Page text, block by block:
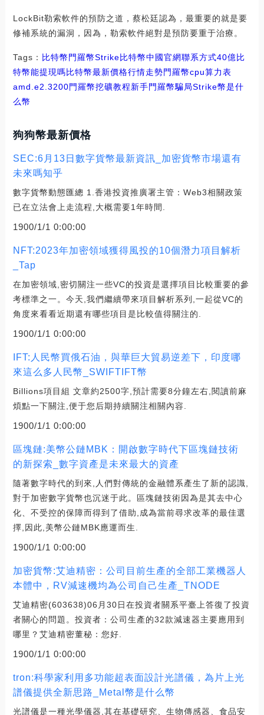
LockBit勒索軟件的預防之道，蔡松廷認為，最重要的就是要
修補系統的漏洞，因為，勒索軟件絕對是預防要重于治療。
Tags： 比特幣 門羅幣Strike比特幣中國官網聯系方式40億比
特幣能提現嗎比特幣最新價格行情走勢門羅幣cpu算力表
amd.e2.3200門羅幣挖礦教程新手門羅幣騙局Strike幣是什
么幣
狗狗幣最新價格
SEC:6月13日數字貨幣最新資訊_加密貨幣市場還有
未來嗎知乎
數字貨幣動態匯總 1.香港投資推廣署主管：Web3相關政策
已在立法會上走流程,大概需要1年時間.
1900/1/1 0:00:00
NFT:2023年加密領域獲得風投的10個潛力項目解析
_Tap
在加密領域,密切關注一些VC的投資是選擇項目比較重要的參
考標準之一。今天,我們繼續帶來項目解析系列,一起從VC的
角度來看看近期還有哪些項目是比較值得關注的.
1900/1/1 0:00:00
IFT:人民幣買俄石油，與華巨大貿易逆差下，印度哪
來這么多人民幣_SWIFTIFT幣
Billions項目組 文章約2500字,預計需要8分鐘左右,閱讀前麻
煩點一下關注,便于您后期持續關注相關內容.
1900/1/1 0:00:00
區塊鏈:美幣公鏈MBK：開啟數字時代下區塊鏈技術
的新探索_數字資產是未來最大的資產
隨著數字時代的到來,人們對傳統的金融體系產生了新的認識,
對于加密數字貨幣也沉迷于此。區塊鏈技術因為是其去中心
化、不受控的保障而得到了借助,成為當前尋求改革的最佳選
擇,因此,美幣公鏈MBK應運而生.
1900/1/1 0:00:00
加密貨幣:艾迪精密：公司目前生產的全部工業機器人
本體中，RV減速機均為公司自己生產_TNODE
艾迪精密(603638)06月30日在投資者關系平臺上答復了投資
者關心的問題。投資者：公司生產的32款減速器主要應用到
哪里？艾迪精密董秘：您好.
1900/1/1 0:00:00
tron:科學家利用多功能超表面設計光譜儀，為片上光
譜儀提供全新思路_Metal幣是什么幣
光譜儀是一種光學儀器,其在基礎研究、生物傳感器、食品安